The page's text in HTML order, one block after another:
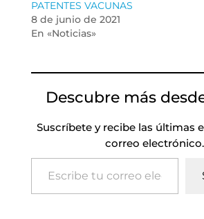
PATENTES VACUNAS
8 de junio de 2021
En «Noticias»
Descubre más
Suscríbete y recibe las últimas
correo electrónico.
Escribe tu correo electrónico…